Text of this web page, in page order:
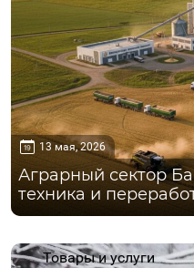
13 мая, 2026
Аграрный сектор
техника и
Товары и услуги